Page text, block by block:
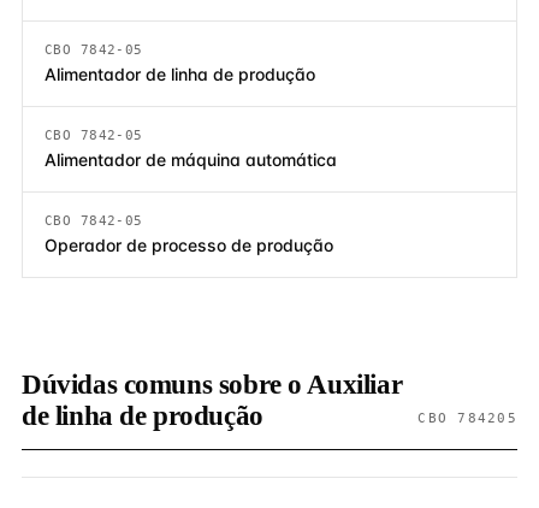
CBO 7842-05
Alimentador de linha de produção
CBO 7842-05
Alimentador de máquina automática
CBO 7842-05
Operador de processo de produção
Dúvidas comuns sobre o Auxiliar
de linha de produção
CBO 784205